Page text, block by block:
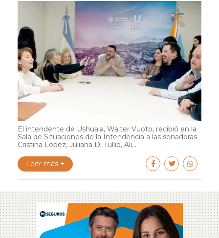
El intendente de Ushuaia, Walter Vuoto, recibió en la
Sala de Situaciones de la Intendencia a las senadoras
Cristina López, Juliana Di Tullio, Ali...
Leer más +